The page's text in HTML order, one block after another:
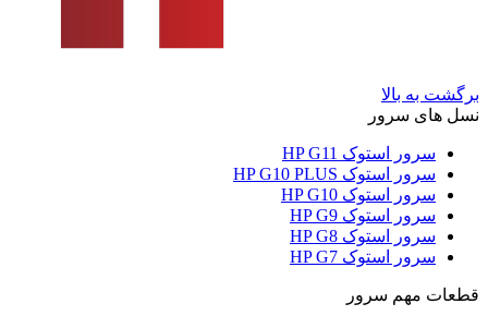
برگشت به بالا
نسل های سرور
سرور استوک HP G11
سرور استوک HP G10 PLUS
سرور استوک HP G10
سرور استوک HP G9
سرور استوک HP G8
سرور استوک HP G7
قطعات مهم سرور